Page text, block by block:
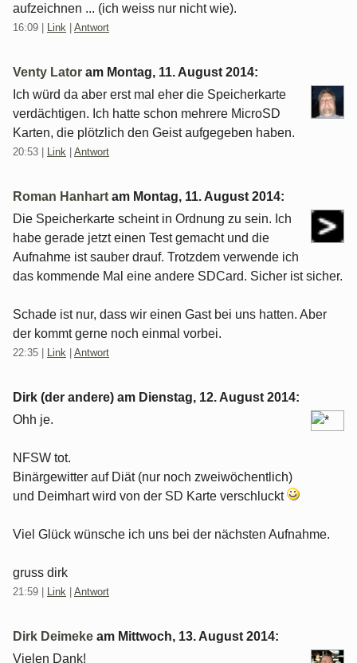
aufzeichnen ... (ich weiss nur nicht wie).
16:09 Link Antwort
Venty Lator am Montag, 11. August 2014:
Ich würd da aber erst mal eher die Speicherkarte
verdächtigen. Ich hatte schon mehrere MicroSD
Karten, die plötzlich den Geist aufgegeben haben.
20:53 Link Antwort
Roman Hanhart am Montag, 11. August 2014:
Die Speicherkarte scheint in Ordnung zu sein. Ich
habe gerade jetzt einen Test gemacht und die
Aufnahme ist sauber drauf. Trotzdem verwende ich
das kommende Mal eine andere SDCard. Sicher ist sicher.
Schade ist nur, dass wir einen Gast bei uns hatten. Aber
der kommt gerne noch einmal vorbei.
22:35 Link Antwort
Dirk (der andere) am Dienstag, 12. August 2014:
Ohh je.
NFSW tot.
Binärgewitter auf Diät (nur noch zweiwöchentlich)
und Deimhart wird von der SD Karte verschluckt
Viel Glück wünsche ich uns bei der nächsten Aufnahme.
gruss dirk
21:59 Link Antwort
Dirk Deimeke am Mittwoch, 13. August 2014:
Vielen Dank!